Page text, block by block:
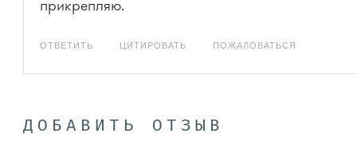
прикрепляю.
ОТВЕТИТЬ ЦИТИРОВАТЬ ПОЖАЛОВАТЬСЯ
ДОБАВИТЬ ОТЗЫВ